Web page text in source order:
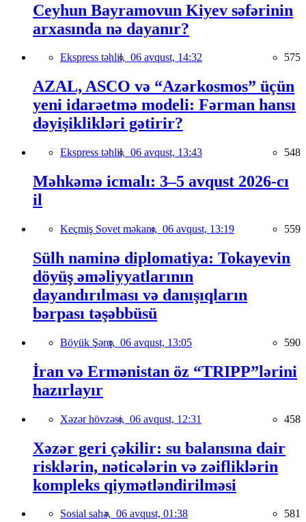
Ceyhun Bayramovun Kiyev səfərinin
arxasında nə dayanır?
Ekspress təhlil, 06 avqust, 14:32 575
AZAL, ASCO və “Azərkosmos” üçün
yeni idarəetmə modeli: Fərman hansı
dəyişiklikləri gətirir?
Ekspress təhlil, 06 avqust, 13:43 548
Məhkəmə icmalı: 3–5 avqust 2026-cı
il
Keçmiş Sovet məkanı, 06 avqust, 13:19 559
Sülh naminə diplomatiya: Tokayevin
döyüş əməliyyatlarının
dayandırılması və danışıqların
bərpası təşəbbüsü
Böyük Şərq, 06 avqust, 13:05 590
İran və Ermənistan öz “TRIPP”lərini
hazırlayır
Xəzər hövzəsi, 06 avqust, 12:31 458
Xəzər geri çəkilir: su balansına dair
risklərin, nəticələrin və zəifliklərin
kompleks qiymətləndirilməsi
Sosial sahə, 06 avqust, 01:38 581